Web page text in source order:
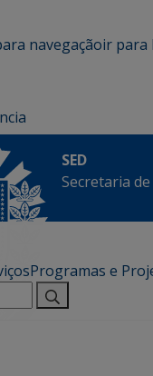
navegaçãoir para
SED
Secretaria
Programas e